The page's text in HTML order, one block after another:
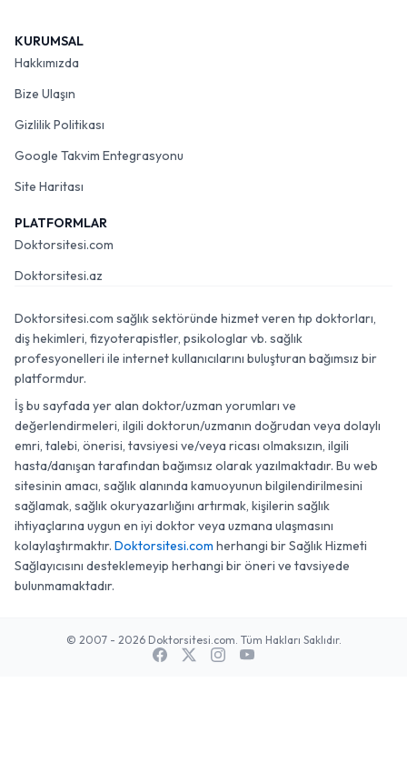
KURUMSAL
Hakkımızda
Bize Ulaşın
Gizlilik Politikası
Google Takvim Entegrasyonu
Site Haritası
PLATFORMLAR
Doktorsitesi.com
Doktorsitesi.az
Doktorsitesi.com sağlık sektöründe hizmet veren tıp doktorları,
diş hekimleri, fizyoterapistler, psikologlar vb. sağlık
profesyonelleri ile internet kullanıcılarını buluşturan bağımsız bir
platformdur.
İş bu sayfada yer alan doktor/uzman yorumları ve
değerlendirmeleri, ilgili doktorun/uzmanın doğrudan veya dolaylı
emri, talebi, önerisi, tavsiyesi ve/veya ricası olmaksızın, ilgili
hasta/danışan tarafından bağımsız olarak yazılmaktadır. Bu web
sitesinin amacı, sağlık alanında kamuoyunun bilgilendirilmesini
sağlamak, sağlık okuryazarlığını artırmak, kişilerin sağlık
ihtiyaçlarına uygun en iyi doktor veya uzmana ulaşmasını
kolaylaştırmaktır. Doktorsitesi.com herhangi bir Sağlık Hizmeti
Sağlayıcısını desteklemeyip herhangi bir öneri ve tavsiyede
bulunmamaktadır.
© 2007 - 2026 Doktorsitesi.com. Tüm Hakları Saklıdır.